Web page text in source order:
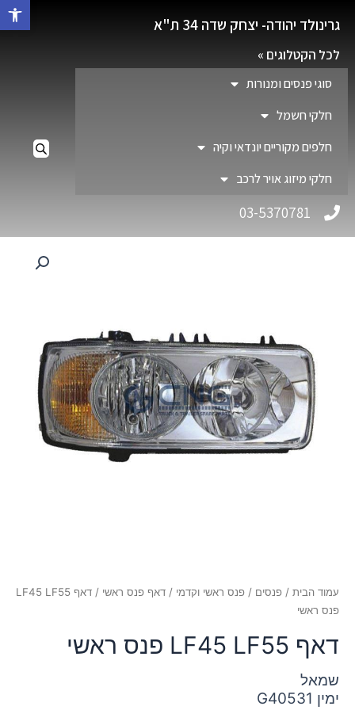
פתח
גרינולד יהודה- יצחק שדה 34 ת"א
לכל הקטלוגים »
סוגי פנסים ומנורות
חלקי חשמל
חלפים מקוריים יונדאי וקיה
חלקי מיזוג אויר לרכב
03-5370781
עמוד הבית / פנסים / פנס ראשי וקדמי / דאף פנס ראשי
/ דאף LF45 LF55
פנס ראשי
דאף LF45 LF55 פנס ראשי
שמאל
G40531 ימין